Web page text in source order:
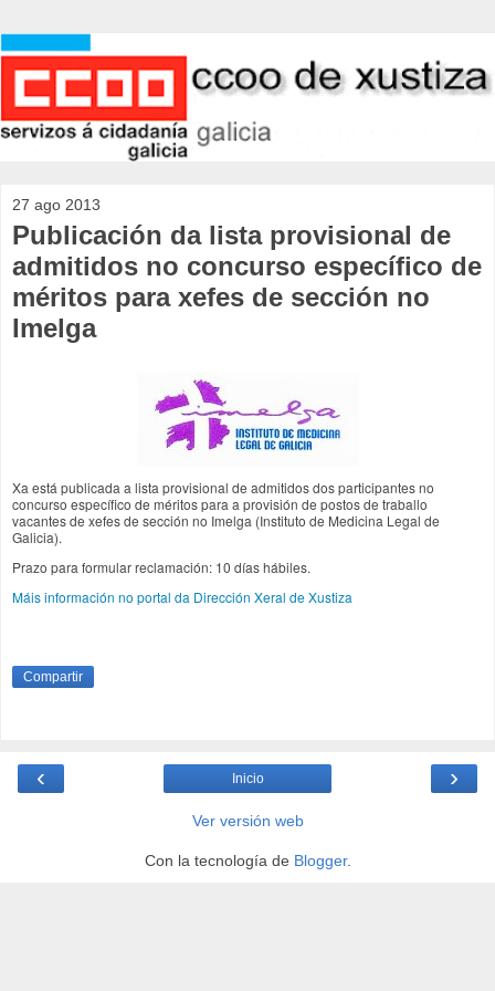
27 ago 2013
Publicación da lista provisional de
admitidos no concurso específico de
méritos para xefes de sección no
Imelga
Xa está publicada a lista provisional de admitidos dos participantes no
concurso específico de méritos para a provisión de postos de traballo
vacantes de xefes de sección no Imelga (Instituto de Medicina Legal de
Galicia).
Prazo para formular reclamación: 10 días hábiles.
Máis información no portal da Dirección Xeral de Xustiza
Compartir
‹ ›
Inicio
Ver versión web
Con la tecnología de Blogger.